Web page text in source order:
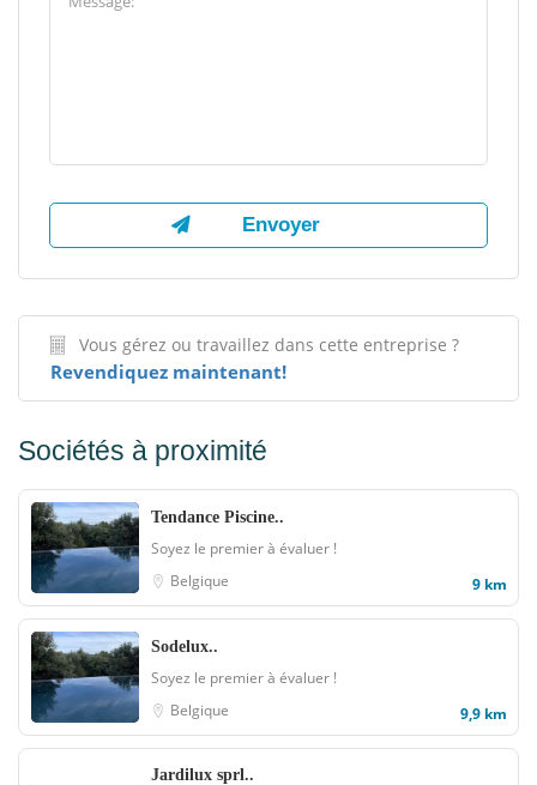
Vous gérez ou travaillez dans cette entreprise ?
Revendiquez maintenant!
Sociétés à proximité
Tendance Piscine..
Soyez le premier à évaluer !
Belgique
9 km
Sodelux..
Soyez le premier à évaluer !
Belgique
9,9 km
Jardilux sprl..